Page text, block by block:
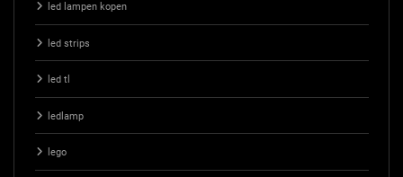
led lampen kopen
led strips
led tl
ledlamp
lego